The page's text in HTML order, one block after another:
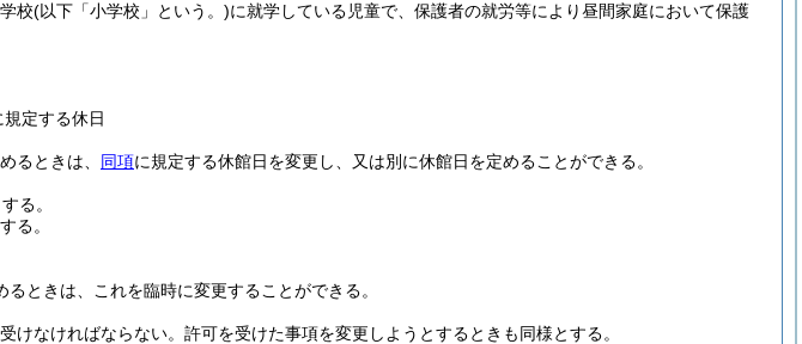
校(以下「小学校」という。)に就学している児童で、保護者の就労等により昼間家庭において保護
規定する休日
るときは、 同項に規定する休館日を変更し、又は別に休館日を定めることができる。
る。
る。
ときは、これを臨時に変更することができる。
けなければならない。 許可を受けた事項を変更しようとするときも同様とする。